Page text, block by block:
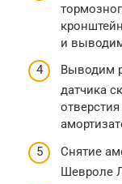
и
Выводим
датчика
Снятие
Шевроле